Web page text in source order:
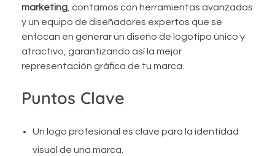
marketing, contamos con herramientas avanzadas
y un equipo de diseñadores expertos que se
enfocan en generar un diseño de logotipo único y
atractivo, garantizando así la mejor
representación gráfica de tu marca.
Puntos Clave
Un logo profesional es clave para la identidad
visual de una marca.